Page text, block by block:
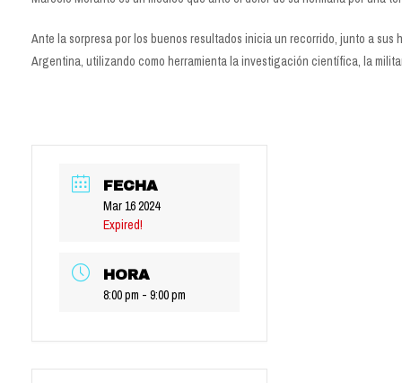
Ante la sorpresa por los buenos resultados inicia un recorrido, junto a
Argentina, utilizando como herramienta la investigación científica, la
FECHA
Mar 16 2024
Expired!
HORA
8:00 pm - 9:00 pm